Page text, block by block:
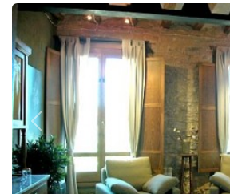
Anterior